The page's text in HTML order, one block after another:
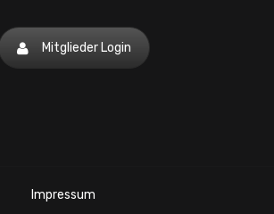
Mitglieder Login
Impressum